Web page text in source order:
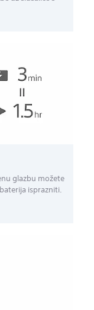
glazbu možete
isprazniti.